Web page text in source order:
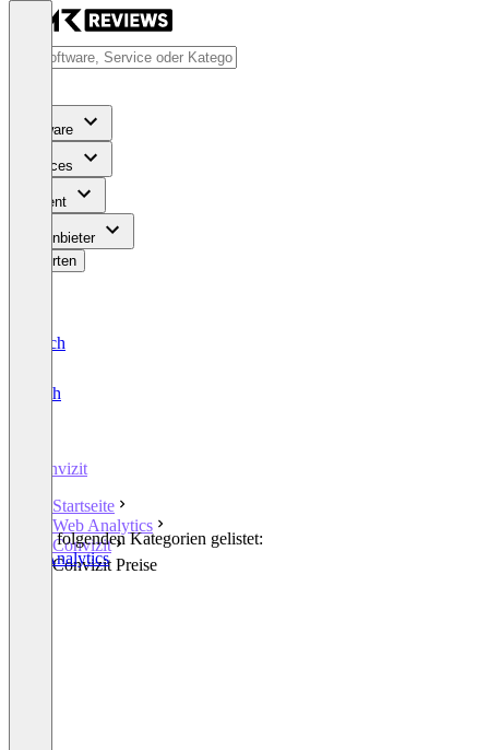
Software
Services
Content
Für Anbieter
Bewerten
Deutsch
English
Convizit
Startseite
Web Analytics
Convizit
Convizit Preise
In den folgenden Kategorien gelistet:
Web Analytics